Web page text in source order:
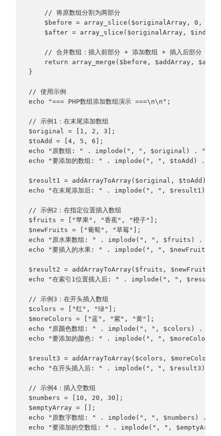
// 将原数组分割为两部分
$before = array_slice($originalArray, 0,
$after = array_slice($originalArray,
// 合并数组：插入前部分 + 添加数组 + 插入后部分
return array_merge($before, $addArray,
}
// 使用示例
echo "=== PHP数组添加数组演示 ===\n\n";
// 示例1：在末尾添加数组
$original = [1, 2, 3];
$toAdd = [4, 5, 6];
echo "原数组: " . implode(", ", $original) . "\n";
echo "要添加的数组: " . implode(", ", $toAdd) .
$result1 = addArrayToArray($original, $toAdd);
echo "在末尾添加后: " . implode(", ", $result1) .
// 示例2：在指定位置插入数组
$fruits = ["苹果", "香蕉", "橙子"];
$newFruits = ["葡萄", "草莓"];
echo "原水果数组: " . implode(", ", $fruits) .
echo "要插入的水果: " . implode(", ",
$result2 = addArrayToArray($fruits, $newFruits,
echo "在索引1位置插入后: " . implode(", ",
// 示例3：在开头插入数组
$colors = ["红", "绿"];
$moreColors = ["蓝", "紫", "黄"];
echo "原颜色数组: " . implode(", ", $colors) .
echo "要添加的颜色: " . implode(", ",
$result3 = addArrayToArray($colors,
echo "在开头插入后: " . implode(", ", $result3) .
// 示例4：插入空数组
$numbers = [10, 20, 30];
$emptyArray = [];
echo "原数字数组: " . implode(", ", $numbers) .
echo "要添加的空数组: " . implode(", ",